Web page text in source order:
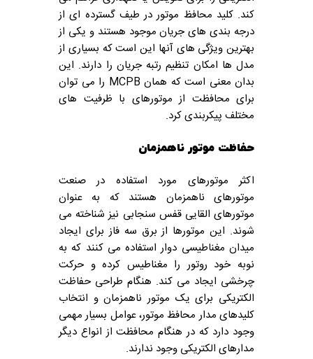
کند. کلید محافظ موتور در طیف گسترده ای از
درجه بندی های جریان موجود هستند و یکی از
بهترین ویژگی های آنها این است که بسیاری از
مدل ها امکان تنظیم رتبه جریان را دارند. این
بدان معنی است که همان MCPB را می توان
برای محافظت از موتورهای با ظرفیت های
مختلف پیکربندی کرد.
حفاظت موتور ناهمزمان
اکثر موتورهای مورد استفاده در صنعت
موتورهای ناهمزمان هستند که به عنوان
موتورهای القایی قفس سنجابی نیز شناخته می
شوند. این موتورها از برق سه فاز برای ایجاد
میدان مغناطیسی دوار استفاده می کنند که به
نوبه خود روتور را مغناطیس کرده و حرکت
چرخشی ایجاد می کند. هنگام طراحی حفاظت
الکتریکی برای یک موتور ناهمزمان و انتخاب
کلیدهای مدار محافظ موتور، عوامل بسیار مهمی
وجود دارد که در هنگام محافظت از انواع دیگر
مدارهای الکتریکی وجود ندارند.